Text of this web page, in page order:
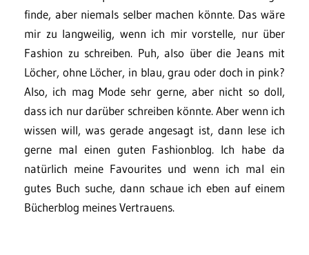
finde, aber niemals selber machen könnte. Das wäre
mir zu langweilig, wenn ich mir vorstelle, nur über
Fashion zu schreiben. Puh, also über die Jeans mit
Löcher, ohne Löcher, in blau, grau oder doch in pink?
Also, ich mag Mode sehr gerne, aber nicht so doll,
dass ich nur darüber schreiben könnte. Aber wenn ich
wissen will, was gerade angesagt ist, dann lese ich
gerne mal einen guten Fashionblog. Ich habe da
natürlich meine Favourites und wenn ich mal ein
gutes Buch suche, dann schaue ich eben auf einem
Bücherblog meines Vertrauens.